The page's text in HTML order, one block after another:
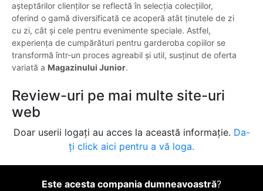
așteptărilor clienților se reflectă în selecția colecțiilor,
oferind o gamă diversificată ce acoperă atât ținutele de zi
cu zi, cât și cele pentru evenimente speciale. Astfel,
experiența de cumpărături pentru garderoba copiilor se
transformă într-un proces agreabil și util, susținut de oferta
variată a Magazinului Junior.
Review-uri pe mai multe site-uri
web
Doar userii logați au acces la această informație. Da-
ți click aici pentru a vă loga.
Este acesta compania dumneavoastră?